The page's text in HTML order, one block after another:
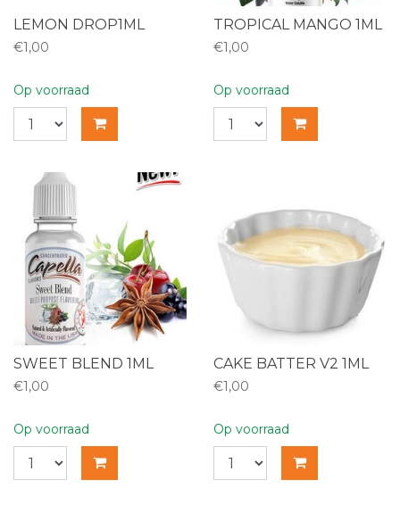
LEMON DROP1ML
€1,00
Op voorraad
TROPICAL MANGO 1ML
€1,00
Op voorraad
SWEET BLEND 1ML
€1,00
Op voorraad
CAKE BATTER V2 1ML
€1,00
Op voorraad